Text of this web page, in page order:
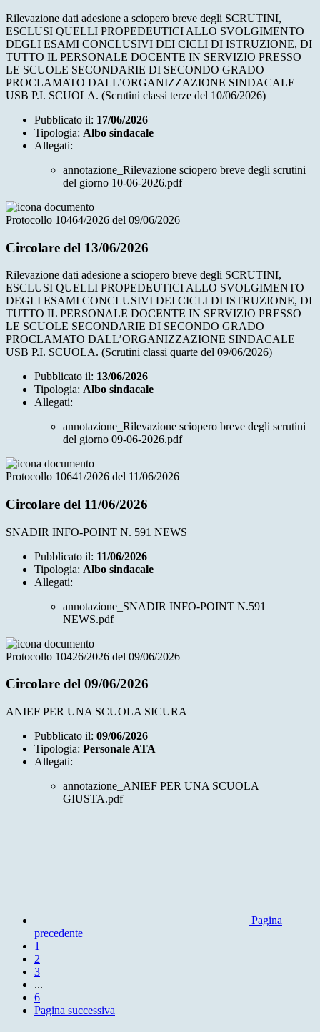
Rilevazione dati adesione a sciopero breve degli SCRUTINI,
ESCLUSI QUELLI PROPEDEUTICI ALLO SVOLGIMENTO
DEGLI ESAMI CONCLUSIVI DEI CICLI DI ISTRUZIONE, DI
TUTTO IL PERSONALE DOCENTE IN SERVIZIO PRESSO
LE SCUOLE SECONDARIE DI SECONDO GRADO
PROCLAMATO DALL’ORGANIZZAZIONE SINDACALE
USB P.I. SCUOLA. (Scrutini classi terze del 10/06/2026)
Pubblicato il: 17/06/2026
Tipologia: Albo sindacale
Allegati:
annotazione_Rilevazione sciopero breve degli scrutini
del giorno 10-06-2026.pdf
Protocollo 10464/2026 del 09/06/2026
Circolare del 13/06/2026
Rilevazione dati adesione a sciopero breve degli SCRUTINI,
ESCLUSI QUELLI PROPEDEUTICI ALLO SVOLGIMENTO
DEGLI ESAMI CONCLUSIVI DEI CICLI DI ISTRUZIONE, DI
TUTTO IL PERSONALE DOCENTE IN SERVIZIO PRESSO
LE SCUOLE SECONDARIE DI SECONDO GRADO
PROCLAMATO DALL’ORGANIZZAZIONE SINDACALE
USB P.I. SCUOLA. (Scrutini classi quarte del 09/06/2026)
Pubblicato il: 13/06/2026
Tipologia: Albo sindacale
Allegati:
annotazione_Rilevazione sciopero breve degli scrutini
del giorno 09-06-2026.pdf
Protocollo 10641/2026 del 11/06/2026
Circolare del 11/06/2026
SNADIR INFO-POINT N. 591 NEWS
Pubblicato il: 11/06/2026
Tipologia: Albo sindacale
Allegati:
annotazione_SNADIR INFO-POINT N.591
NEWS.pdf
Protocollo 10426/2026 del 09/06/2026
Circolare del 09/06/2026
ANIEF PER UNA SCUOLA SICURA
Pubblicato il: 09/06/2026
Tipologia: Personale ATA
Allegati:
annotazione_ANIEF PER UNA SCUOLA
GIUSTA.pdf
Pagina
precedente
1
2
3
...
6
Pagina successiva